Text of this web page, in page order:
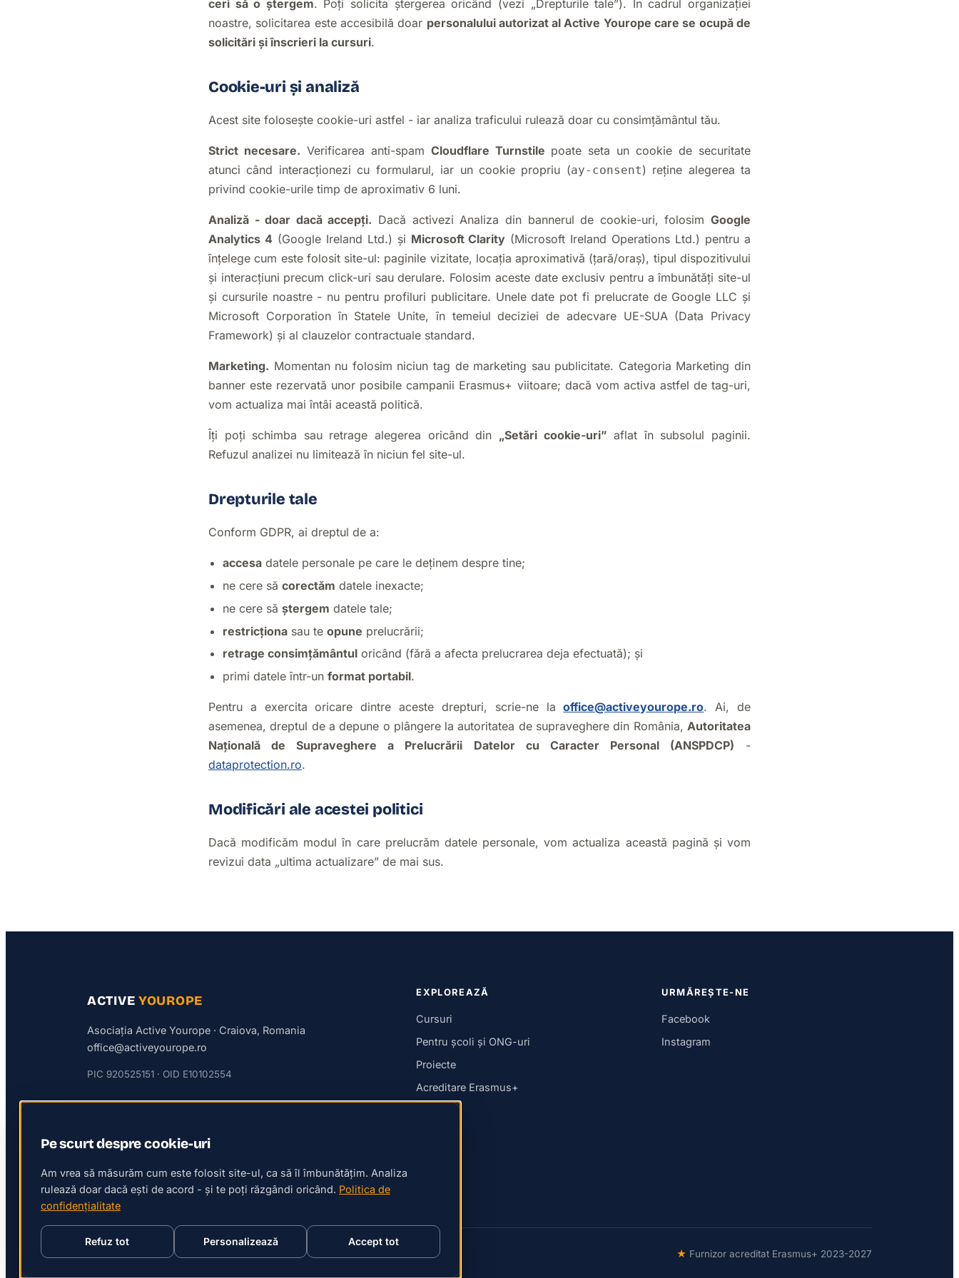
ceri să o ștergem. Poți solicita ștergerea oricând (vezi „Drepturile tale”). În cadrul organizației
noastre, solicitarea este accesibilă doar personalului autorizat al Active Yourope care se ocupă de
solicitări și înscrieri la cursuri.
Cookie-uri și analiză
Acest site folosește cookie-uri astfel - iar analiza traficului rulează doar cu consimțământul tău.
Strict necesare. Verificarea anti-spam Cloudflare Turnstile poate seta un cookie de securitate
atunci când interacționezi cu formularul, iar un cookie propriu (ay-consent) reține alegerea ta
privind cookie-urile timp de aproximativ 6 luni.
Analiză - doar dacă accepți. Dacă activezi Analiza din bannerul de cookie-uri, folosimGoogle
Analytics 4 (Google Ireland Ltd.) și Microsoft Clarity (Microsoft Ireland Operations Ltd.) pentru a
înțelege cum este folosit site-ul: paginile vizitate, locația aproximativă (țară/oraș), tipul dispozitivului
și interacțiuni precum click-uri sau derulare. Folosim aceste date exclusiv pentru a îmbunătăți site-ul
și cursurile noastre - nu pentru profiluri publicitare. Unele date pot fi prelucrate de Google LLC și
Microsoft Corporation în Statele Unite, în temeiul deciziei de adecvare UE-SUA (Data Privacy
Framework) și al clauzelor contractuale standard.
Marketing. Momentan nu folosim niciun tag de marketing sau publicitate. Categoria Marketing din
banner este rezervată unor posibile campanii Erasmus+ viitoare; dacă vom activa astfel de tag-uri,
vom actualiza mai întâi această politică.
Îți poți schimba sau retrage alegerea oricând din „Setări cookie-uri” aflat în subsolul paginii.
Refuzul analizei nu limitează în niciun fel site-ul.
Drepturile tale
Conform GDPR, ai dreptul de a:
accesa datele personale pe care le deținem despre tine;
ne cere să corectăm datele inexacte;
ne cere să ștergem datele tale;
restricționa sau te opune prelucrării;
retrage consimțământul oricând (fără a afecta prelucrarea deja efectuată); și
primi datele într-un format portabil.
Pentru a exercita oricare dintre aceste drepturi, scrie-ne laoffice@activeyourope.ro. Ai, de
asemenea, dreptul de a depune o plângere la autoritatea de supraveghere din România, Autoritatea
Națională de Supraveghere a Prelucrării Datelor cu Caracter Personal (ANSPDCP) -
dataprotection.ro.
Modificări ale acestei politici
Dacă modificăm modul în care prelucrăm datele personale, vom actualiza această pagină și vom
revizui data „ultima actualizare” de mai sus.
ACTIVEYOUROPE
Asociația Active Yourope · Craiova, Romania
office@activeyourope.ro
PIC 920525151 · OID E10102554
EXPLOREAZĂ
Cursuri
Pentru școli și ONG-uri
Proiecte
Acreditare Erasmus+
URMĂREȘTE-NE
Facebook
Instagram
Politica de confidențialitate © 2026 Asociația Active Yourope ★ Furnizor acreditat Erasmus+ 2023-2027
Pe scurt despre cookie-uri
Am vrea să măsurăm cum este folosit site-ul, ca să îl îmbunătățim. Analiza
rulează doar dacă ești de acord - și te poți răzgândi oricând. Politica de
confidențialitate
Refuz tot Personalizează Accept tot